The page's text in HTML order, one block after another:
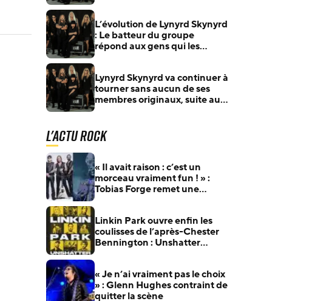
L’évolution de Lynyrd Skynyrd
: Le batteur du groupe
répond aux gens qui les
Lynyrd Skynyrd va continuer à
tourner sans aucun de ses
membres originaux, suite au
L'actu Rock
« Il avait raison : c’est un
morceau vraiment fun ! » :
Tobias Forge remet une
Linkin Park ouvre enfin les
coulisses de l’après-Chester
Bennington : Unshatter
« Je n’ai vraiment pas le choix
» : Glenn Hughes contraint de
quitter la scène